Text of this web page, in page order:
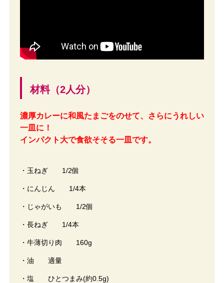
材料（2人分）
濃厚カレーに和風たまごをのせて、さらにうれしい
一皿に！
インパクト大で食欲そそる一皿です。
・玉ねぎ 1/2個
・にんじん 1/4本
・じゃがいも 1/2個
・長ねぎ 1/4本
・牛薄切り肉 160g
・油 適量
・塩 ひとつまみ(約0.5g)